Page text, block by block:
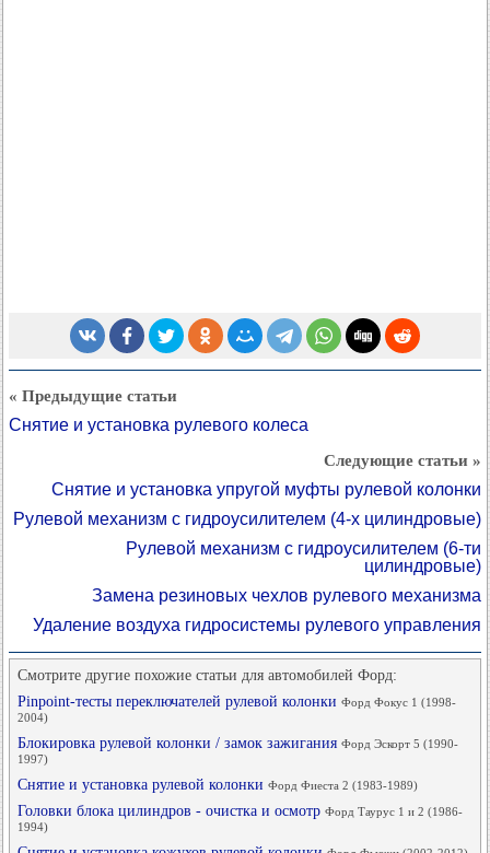
« Предыдущие статьи
Снятие и установка рулевого колеса
Следующие статьи »
Снятие и установка упругой муфты рулевой колонки
Рулевой механизм с гидроусилителем (4-х цилиндровые)
Рулевой механизм с гидроусилителем (6-ти
цилиндровые)
Замена резиновых чехлов рулевого механизма
Удаление воздуха гидросистемы рулевого управления
Смотрите другие похожие статьи для автомобилей Форд:
Pinpoint-тесты переключателей рулевой колонки Форд Фокус 1 (1998-
2004)
Блокировка рулевой колонки / замок зажигания Форд Эскорт 5 (1990-
1997)
Снятие и установка рулевой колонки Форд Фиеста 2 (1983-1989)
Головки блока цилиндров - очистка и осмотр Форд Таурус 1 и 2 (1986-
1994)